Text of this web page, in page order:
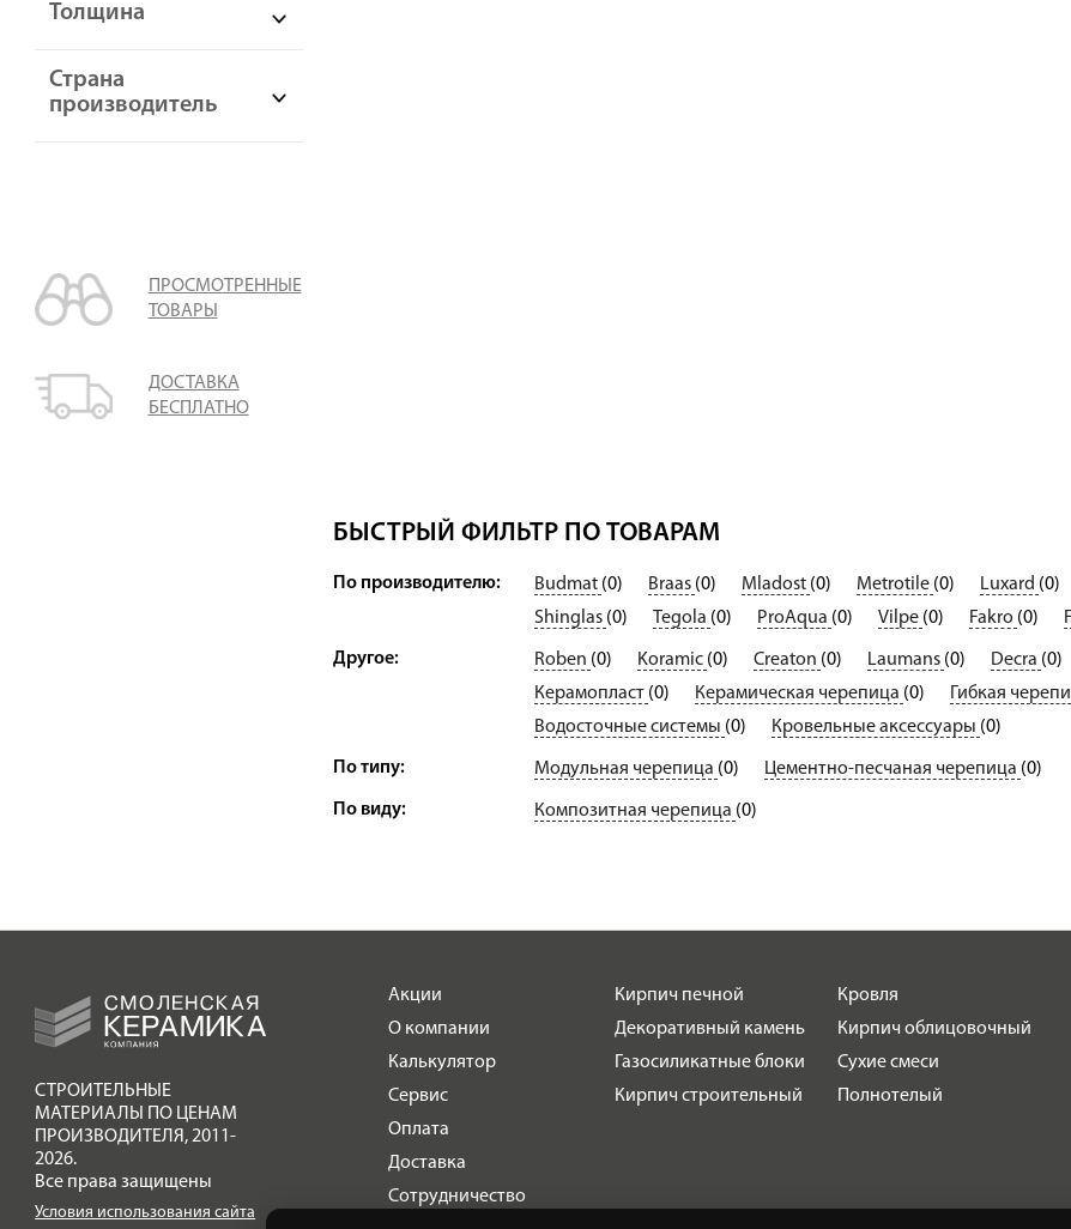
Толщина
Страна
производитель
ПРОСМОТРЕННЫЕ
ТОВАРЫ
ДОСТАВКА
БЕСПЛАТНО
БЫСТРЫЙ ФИЛЬТР ПО ТОВАРАМ
По производителю: Budmat (0) Braas (0) Mladost (0) Metrotile (0) Luxard (0)
Shinglas (0) Tegola (0) ProAqua (0) Vilpe (0) Fakro (0)
Другое: Roben (0) Koramic (0) Creaton (0) Laumans (0) Decra (0)
Керамопласт (0) Керамическая черепица (0) Гибкая
Водосточные системы (0) Кровельные аксессуары (0)
По типу: Модульная черепица (0) Цементно-песчаная черепица (0)
По виду: Композитная черепица (0)
Акции
О компании
Калькулятор
Сервис
Оплата
Доставка
Сотрудничество
Кирпич печной
Декоративный камень
Газосиликатные блоки
Кирпич строительный
Кровля
Кирпич облицовочный
Сухие смеси
Полнотелый
СТРОИТЕЛЬНЫЕ
МАТЕРИАЛЫ ПО ЦЕНАМ
ПРОИЗВОДИТЕЛЯ,2011-
2026.
Все права защищены
Условия использования сайта